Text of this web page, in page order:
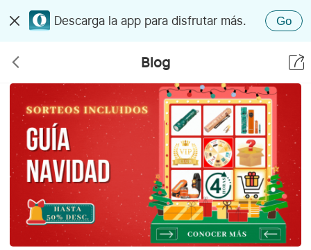
Descarga la app para disfrutar más. Go
Blog